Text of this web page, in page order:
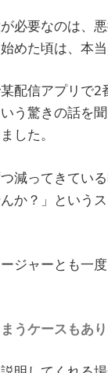
必要なのは、
めた頃は、本当
配信アプリで2
う驚きの話を
した。
減ってきてい
か？」という
ジャーとも一
うケースもあ